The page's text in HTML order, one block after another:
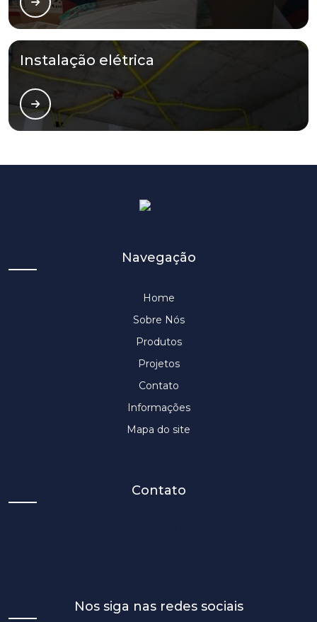
Instalação elétrica
Navegação
Home
Sobre Nós
Produtos
Projetos
Contato
Informações
Mapa do site
Contato
Nos siga nas redes sociais